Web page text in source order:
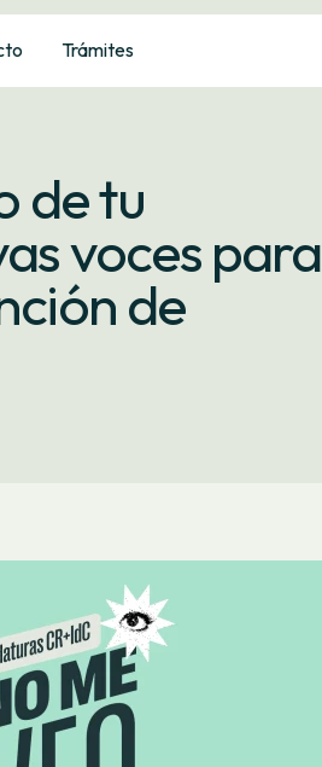
Trámites
de tu
voces para
de